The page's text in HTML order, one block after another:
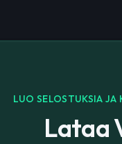
LUO SELOSTUKSIA JA
Lataa